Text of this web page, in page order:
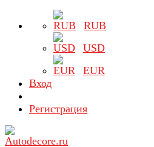
RUB
USD
EUR
Вход
Регистрация